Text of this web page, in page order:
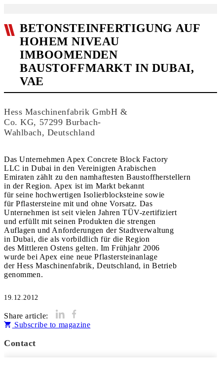
BETONSTEINFERTIGUNG AUF
HOHEM NIVEAU
IMBOOMENDEN
BAUSTOFFMARKT IN DUBAI,
VAE
Hess Maschinenfabrik GmbH &
Co. KG, 57299 Burbach-
Wahlbach, Deutschland
Das Unternehmen Apex Concrete Block Factory
LLC in Dubai in den Vereinigten Arabischen
Emiraten zählt zu den namhaftesten Baustoffherstellern
in der Region. Apex ist im Markt bekannt
für seine hochwertigen Isolierblocksteine sowie
für Pflastersteine mit und ohne Vorsatz. Das
Unternehmen ist seit vielen Jahren TÜV-zertifiziert
und erfüllt mit seinen Produkten die strengen
Auflagen und Anforderungen der Stadtverwaltung
in Dubai, die als vorbildlich für die Region
des Mittleren Ostens gelten. Im Frühjahr 2006
wurde bei Apex eine neue Pflastersteinanlage
der Hess Maschinenfabrik, Deutschland, in Betrieb
genommen.
19.12.2012
Share article:
Subscribe to magazine
Contact